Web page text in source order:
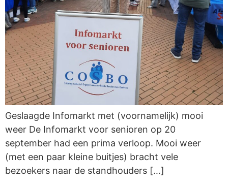
Geslaagde Infomarkt met (voornamelijk) mooi
weer De Infomarkt voor senioren op 20
september had een prima verloop. Mooi weer
(met een paar kleine buitjes) bracht vele
bezoekers naar de standhouders […]